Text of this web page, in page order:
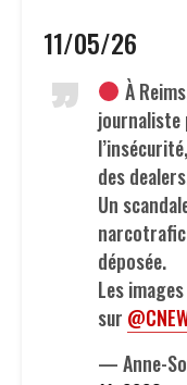
11/05/26
À
journaliste
des
Un
déposée.
Les
sur
— Anne-